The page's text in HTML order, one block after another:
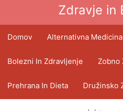
Zdravje in
Domov Alternativna Medicina
Bolezni In Zdravljenje Zobno
Prehrana In Dieta Družinsko